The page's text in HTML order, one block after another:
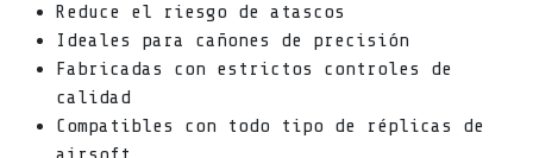
Reduce el riesgo de atascos
Ideales para cañones de precisión
Fabricadas con estrictos controles de
calidad
Compatibles con todo tipo de réplicas de